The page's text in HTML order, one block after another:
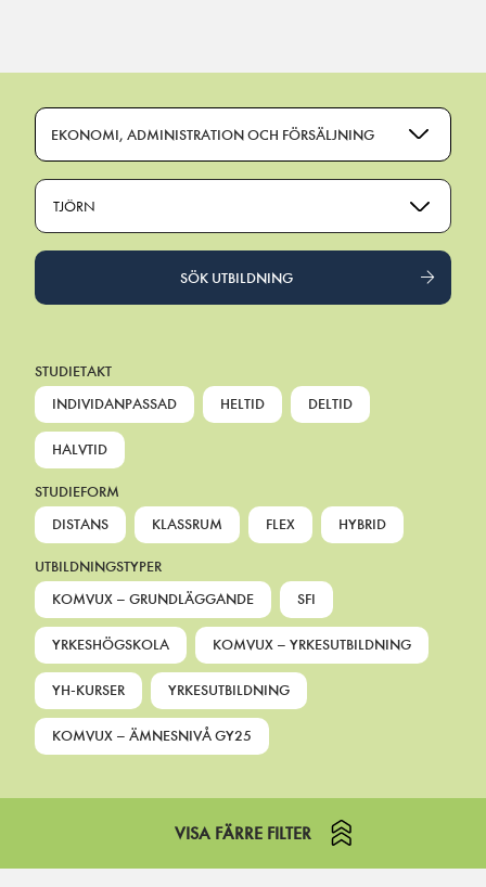
EKONOMI, ADMINISTRATION OCH FÖRSÄLJNING
TJÖRN
SÖK UTBILDNING
STUDIETAKT
INDIVIDANPASSAD
HELTID DELTID
HALVTID
STUDIEFORM
DISTANS
KLASSRUM FLEX HYBRID
UTBILDNINGSTYPER
KOMVUX – GRUNDLÄGGANDE
SFI
YRKESHÖGSKOLA KOMVUX – YRKESUTBILDNING
YH-KURSER YRKESUTBILDNING
KOMVUX – ÄMNESNIVÅ GY25
VISA FÄRRE FILTER